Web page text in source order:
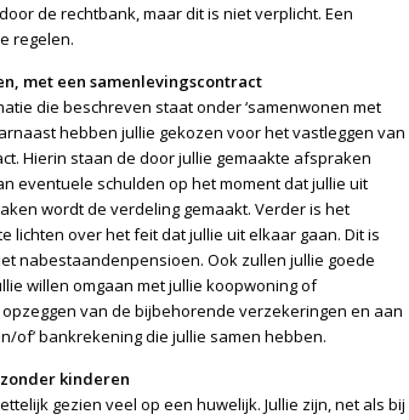
de rechtbank, maar dit is niet verplicht. Een
regelen.
met een samenlevingscontract
die beschreven staat onder ‘samenwonen met
hebben jullie gekozen voor het vastleggen van
Hierin staan de door jullie gemaakte afspraken
eventuele schulden op het moment dat jullie uit
wordt de verdeling gemaakt. Verder is het
lichten over het feit dat jullie uit elkaar gaan. Dit is
nabestaandenpensioen. Ook zullen jullie goede
willen omgaan met jullie koopwoning of
van de bijbehorende verzekeringen en aan
of’ bankrekening die jullie samen hebben.
kinderen
gezien veel op een huwelijk. Jullie zijn, net als bij